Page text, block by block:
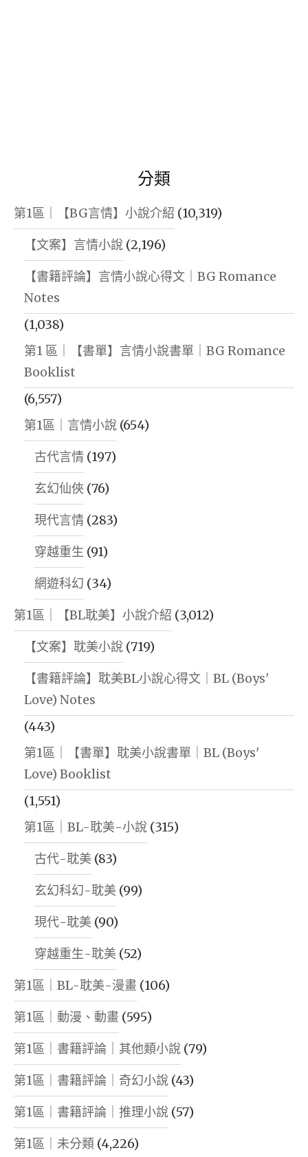
分類
第1區｜【BG言情】小說介紹 (10,319)
【文案】言情小說 (2,196)
【書籍評論】言情小說心得文｜BG Romance
Notes
(1,038)
第1 區｜【書單】言情小說書單｜BG Romance
Booklist
(6,557)
第1區｜言情小說 (654)
古代言情 (197)
玄幻仙俠 (76)
現代言情 (283)
穿越重生 (91)
網遊科幻 (34)
第1區｜【BL耽美】小說介紹 (3,012)
【文案】耽美小說 (719)
【書籍評論】耽美BL小說心得文｜BL (Boys'
Love) Notes
(443)
第1區｜【書單】耽美小說書單｜BL (Boys'
Love) Booklist
(1,551)
第1區｜BL-耽美-小說 (315)
古代-耽美 (83)
玄幻科幻-耽美 (99)
現代-耽美 (90)
穿越重生-耽美 (52)
第1區｜BL-耽美-漫畫 (106)
第1區｜動漫、動畫 (595)
第1區｜書籍評論｜其他類小說 (79)
第1區｜書籍評論｜奇幻小說 (43)
第1區｜書籍評論｜推理小說 (57)
第1區｜未分類 (4,226)